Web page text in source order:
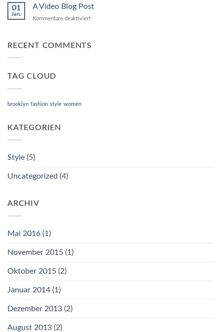
Gallery
Simple
Post
01
Jan.
A Video Blog Post
Kommentare deaktiviertfür
Blog
RECENT COMMENTS
TAG CLOUD
brooklyn fashion style women
KATEGORIEN
Style (5)
Uncategorized (4)
ARCHIV
Mai 2016 (1)
November 2015 (1)
Oktober 2015 (2)
Januar 2014 (1)
Dezember 2013 (2)
August 2013 (2)